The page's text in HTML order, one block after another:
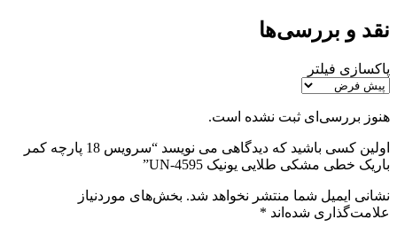
نقد و بررسی‌ها
پاکسازی فیلتر
هنوز بررسی‌ای ثبت نشده است.
اولین کسی باشید که دیدگاهی می نویسد “سرویس 18 پارچه کمر
باریک خطی مشکی طلایی یونیک UN-4595”
نشانی ایمیل شما منتشر نخواهد شد. بخش‌های موردنیاز
علامت‌گذاری شده‌اند *